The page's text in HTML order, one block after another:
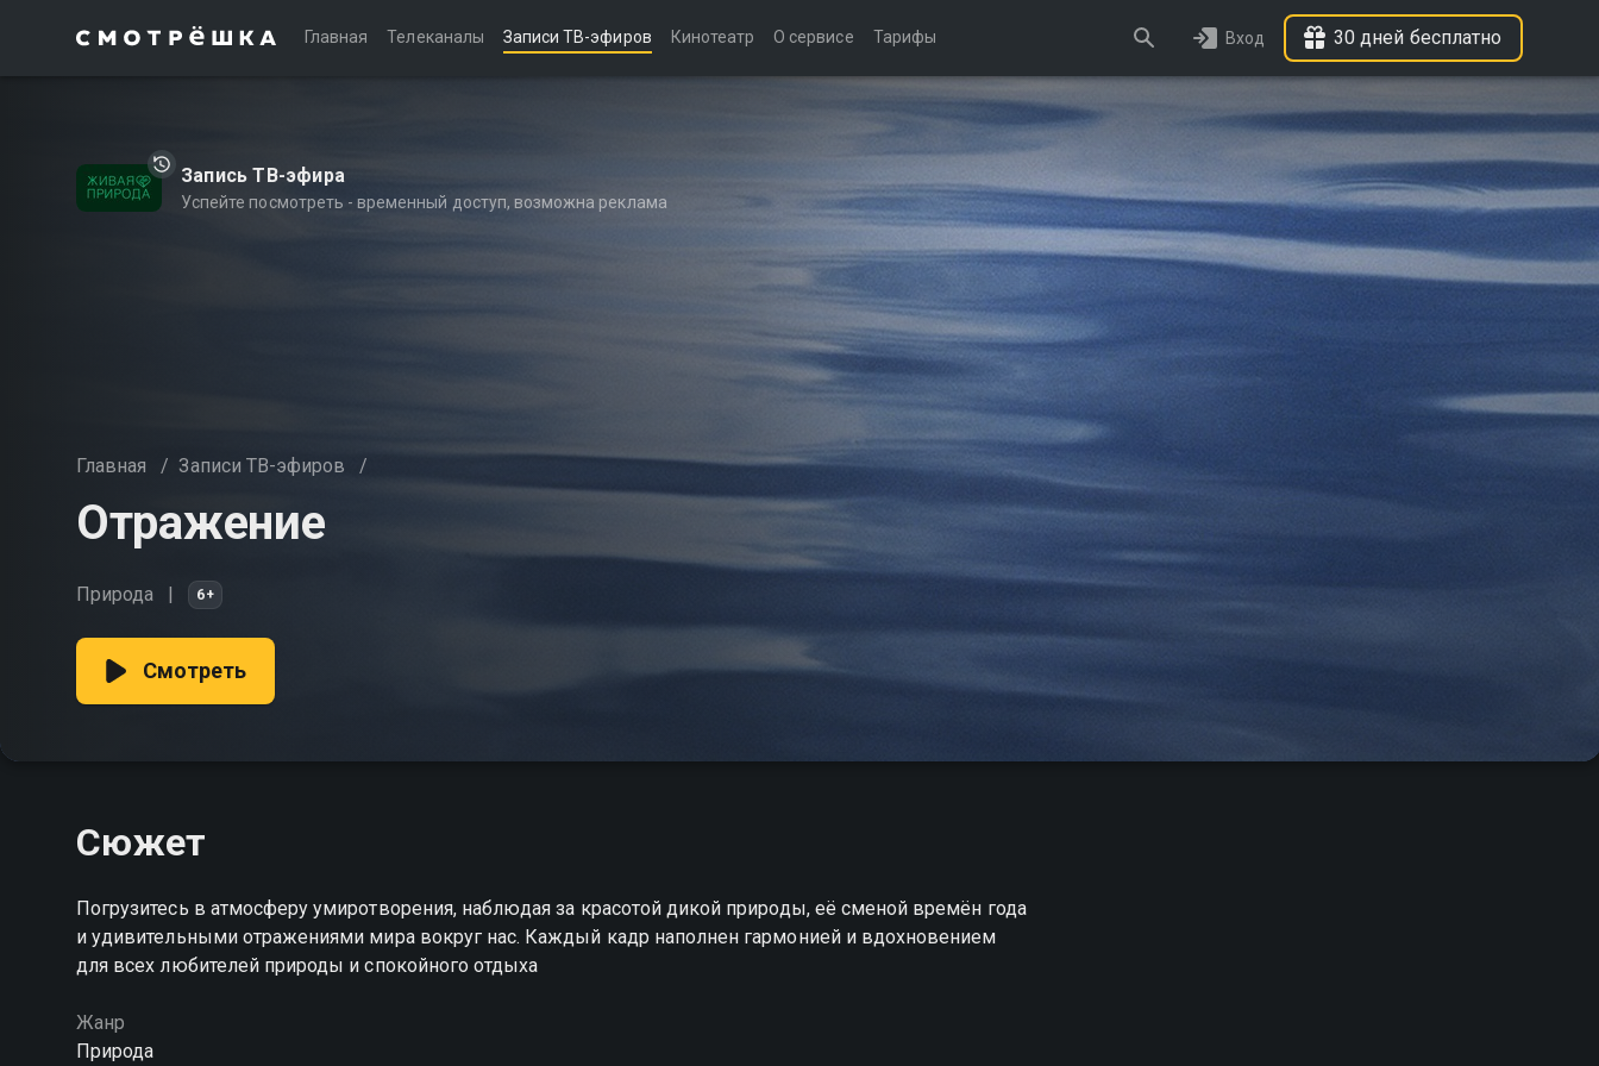
Главная Телеканалы Записи ТВ-эфиров Кинотеатр О сервисе Тарифы Вход 30 дней бесплатно
Запись ТВ-эфира
Успейте посмотреть - временный доступ, возможна реклама
Главная / Записи ТВ-эфиров /
Отражение
Природа 6+
Смотреть
Сюжет
Погрузитесь в атмосферу умиротворения, наблюдая за красотой дикой природы, её сменой времён года
и удивительными отражениями мира вокруг нас. Каждый кадр наполнен гармонией и вдохновением
для всех любителей природы и спокойного отдыха
Жанр
Природа